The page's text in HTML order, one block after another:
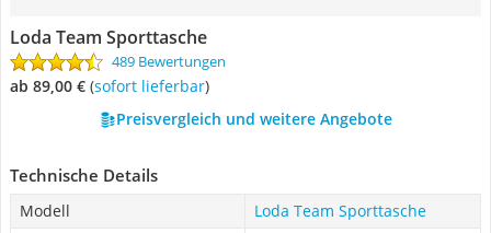
Loda Team Sporttasche
489 Bewertungen
ab 89,00 € ( Sofort lieferbar)
Preisvergleich und weitere Angebote
Technische Details
Modell
Loda Team Sporttasche